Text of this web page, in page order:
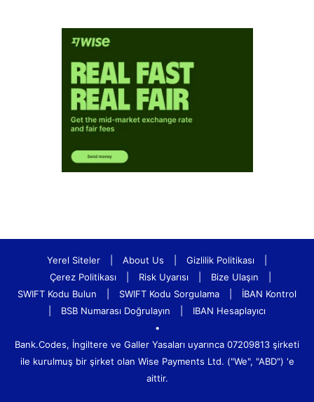
Yerel Siteler About Us Gizlilik Politikası
Çerez Politikası
Risk Uyarısı Bize Ulaşın
SWIFT Kodu Bulun
SWIFT Kodu Sorgulama
İBAN Kontrol
BSB Numarası Doğrulayın
IBAN Hesaplayıcı
•
Bank.Codes, İngiltere ve Galler Yasaları uyarınca 07209813 şirketi
ile kurulmuş bir şirket olan Wise Payments Ltd. ("We", "ABD") 'e
aittir.